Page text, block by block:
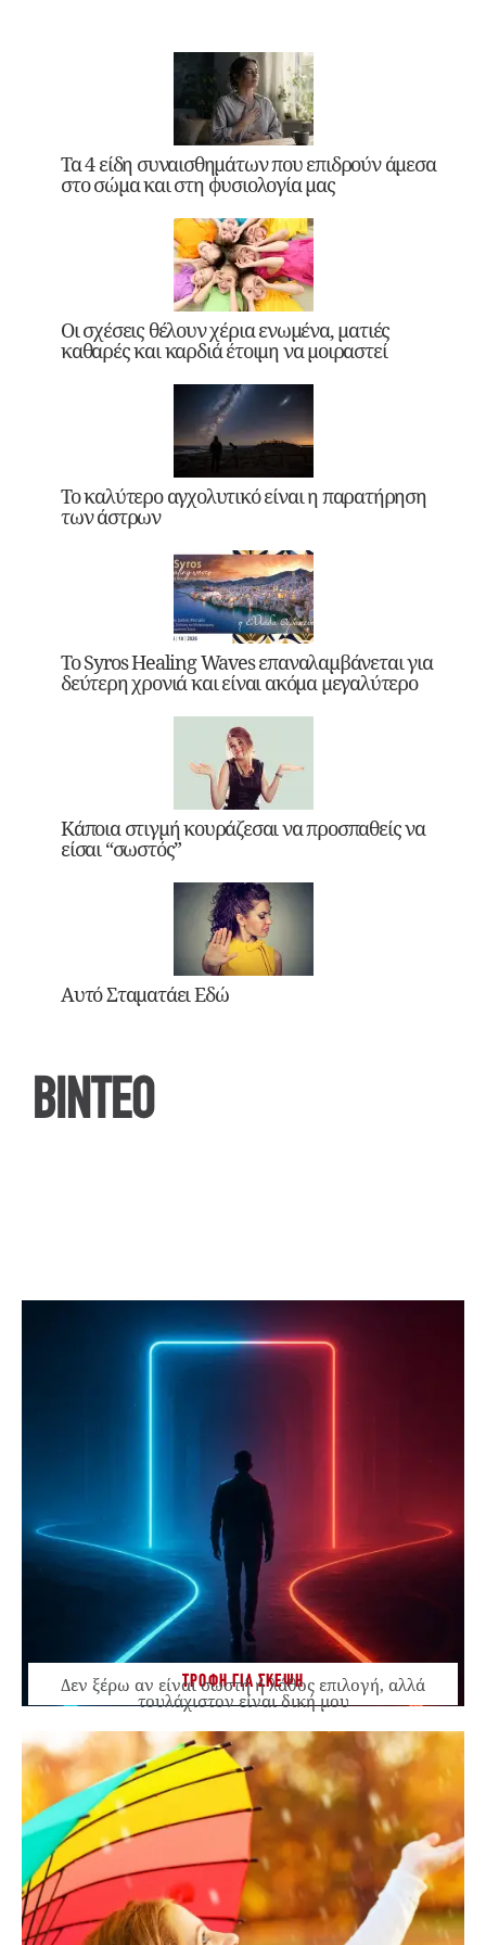
Τα 4 είδη συναισθημάτων που επιδρούν άμεσα
στο σώμα και στη φυσιολογία μας
Οι σχέσεις θέλουν χέρια ενωμένα, ματιές
καθαρές και καρδιά έτοιμη να μοιραστεί
Το καλύτερο αγχολυτικό είναι η παρατήρηση
των άστρων
Το Syros Healing Waves επαναλαμβάνεται για
δεύτερη χρονιά και είναι ακόμα μεγαλύτερο
Κάποια στιγμή κουράζεσαι να προσπαθείς να
είσαι “σωστός”
Αυτό Σταματάει Εδώ
ΒΙΝΤΕΟ
ΤΡΟΦΗ ΓΙΑ ΣΚΕΨΗ
Δεν ξέρω αν είναι σωστή ή λάθος επιλογή, αλλά
τουλάχιστον είναι δική μου